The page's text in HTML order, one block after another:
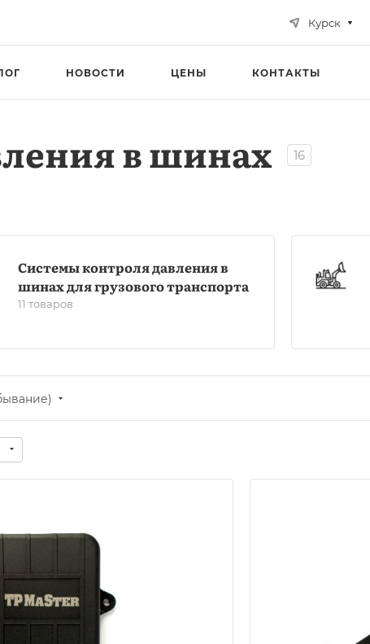
Курск
НОВОСТИ ЦЕНЫ КОНТАКТЫ
в шинах 16
Системы контроля давления в
шинах для грузового транспорта
11 товаров